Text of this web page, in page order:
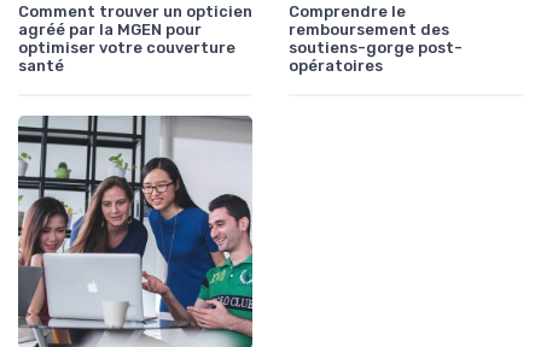
Comment trouver un opticien
agréé par la MGEN pour
optimiser votre couverture
santé
Comprendre le
remboursement des
soutiens-gorge post-
opératoires